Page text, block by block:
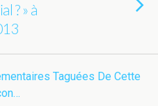
? » à
Taguées De Cette